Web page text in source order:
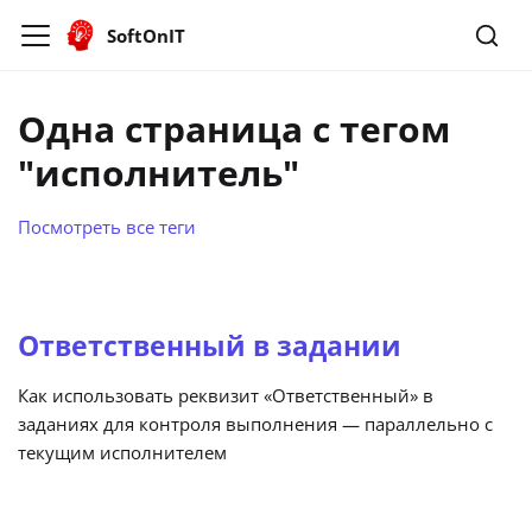
SoftOnIT
Одна страница с тегом
"исполнитель"
Посмотреть все теги
Ответственный в задании
Как использовать реквизит «Ответственный» в
заданиях для контроля выполнения — параллельно с
текущим исполнителем